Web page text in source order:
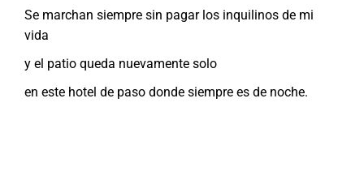
Se marchan siempre sin pagar los inquilinos de mi
vida
y el patio queda nuevamente solo
en este hotel de paso donde siempre es de noche.